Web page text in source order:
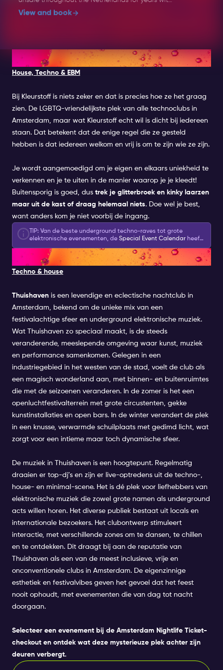
the now well-known recipe: dance, flirt and enjoy
sounds: Reggaeton, Salsa, Bachata, Merengue,
Cumbia, Trap Latino, Baile Funk... everything is
thrown into the blender with a steaming dance
Music: Latin
Age: 18+
Event Time: 23:30 - 05:00
Guestlist Information: You will be placed on the
guestlist for this Special Event by selecting it
alongside your Amsterdam Nightlife Ticket. You
extra cost.
View and book
5. KLEURSTOFF
House, Techno & EBM
Bij Kleurstoff is niets zeker en dat is precies hoe ze het graag
zien. De LGBTQ-vriendelijkste plek van alle technoclubs in
Amsterdam, maar wat Kleurstoff echt wil is dicht bij iedereen
staan. Dat betekent dat de enige regel die ze gesteld
hebben is dat iedereen welkom en vrij is om te zijn wie ze zijn.
Je wordt aangemoedigd om je eigen en elkaars uniekheid te
verkennen en je te uiten in de manier waarop je je kleedt!
Buitensporig is goed, dus trek je glitterbroek en kinky laarzen
maar uit de kast of draag helemaal niets. Doe wel je best,
want anders kom je niet voorbij de ingang.
TIP: Van de beste underground techno-raves tot grote
elektronische evenementen, de Special Event Calendar heeft
de stad.
6. THUISHAVEN
Techno & house
Thuishaven is een levendige en eclectische nachtclub in
Amsterdam, bekend om de unieke mix van een
festivalachtige sfeer en underground elektronische muziek.
Wat Thuishaven zo speciaal maakt, is de steeds
veranderende, meeslepende omgeving waar kunst, muziek
en performance samenkomen. Gelegen in een
industriegebied in het westen van de stad, voelt de club als
een magisch wonderland aan, met binnen- en buitenruimtes
die met de seizoenen veranderen. In de zomer is het een
openluchtfestivalterrein met grote circustenten, gekke
kunstinstallaties en open bars. In de winter verandert de plek
in een knusse, verwarmde schuilplaats met gedimd licht, wat
zorgt voor een intieme maar toch dynamische sfeer.
De muziek in Thuishaven is een hoogtepunt. Regelmatig
draaien er top-dj’s en zijn er live-optredens uit de techno-,
house- en minimal-scene. Het is dé plek voor liefhebbers van
elektronische muziek die zowel grote namen als underground
acts willen horen. Het diverse publiek bestaat uit locals en
internationale bezoekers. Het clubontwerp stimuleert
interactie, met verschillende zones om te dansen, te chillen
en te ontdekken. Dit draagt bij aan de reputatie van
Thuishaven als een van de meest inclusieve, vrije en
onconventionele clubs in Amsterdam. De eigenzinnige
esthetiek en festivalvibes geven het gevoel dat het feest
nooit ophoudt, met evenementen die van dag tot nacht
doorgaan.
Selecteer een evenement bij de Amsterdam Nightlife Ticket-
checkout en ontdek wat deze mysterieuze plek achter zijn
deuren verbergt.